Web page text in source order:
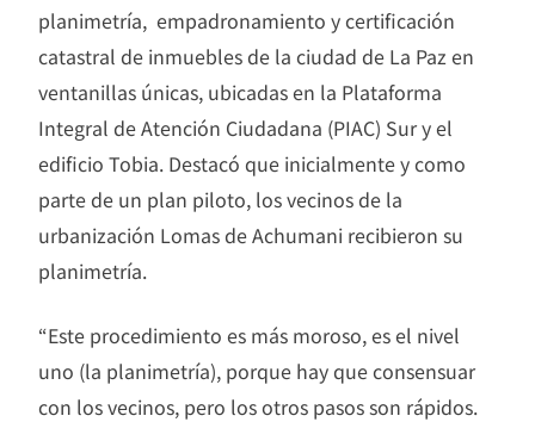
planimetría, empadronamiento y certificación
catastral de inmuebles de la ciudad de La Paz en
ventanillas únicas, ubicadas en la Plataforma
Integral de Atención Ciudadana (PIAC) Sur y el
edificio Tobia. Destacó que inicialmente y como
parte de un plan piloto, los vecinos de la
urbanización Lomas de Achumani recibieron su
planimetría.
“Este procedimiento es más moroso, es el nivel
uno (la planimetría), porque hay que consensuar
con los vecinos, pero los otros pasos son rápidos.